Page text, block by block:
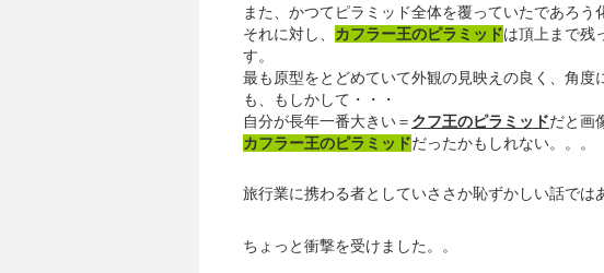
また、かつてピラミッド全体を覆っていたであろう
それに対し、 カフラー王のピラミッドは頂上まで残
す。
最も原型をとどめていて外観の見映えの良く、角度
も、もしかして・・・
自分が長年一番大きい＝ クフ王のピラミッドだと画
カフラー王のピラミッドだったかもしれない。。。
旅行業に携わる者としていささか恥ずかしい話では
ちょっと衝撃を受けました。。